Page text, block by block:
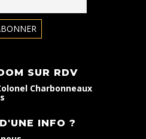
SUR RDV
Charbonneaux
INFO ?